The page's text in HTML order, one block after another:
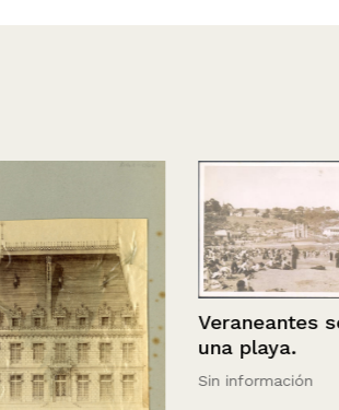
Veraneantes sobre
una playa.
Sin información